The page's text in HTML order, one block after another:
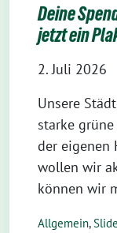
Deine
jetzt ein
2. Juli 2026
Unsere
starke
der eigenen
wollen wir
können wir
Allgemein,